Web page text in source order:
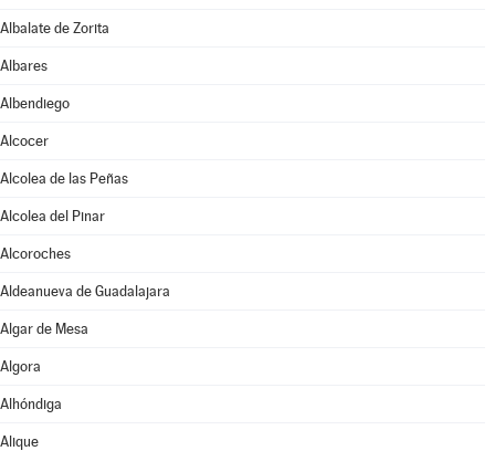
Albalate de Zorita
Albares
Albendiego
Alcocer
Alcolea de las Peñas
Alcolea del Pinar
Alcoroches
Aldeanueva de Guadalajara
Algar de Mesa
Algora
Alhóndiga
Alique